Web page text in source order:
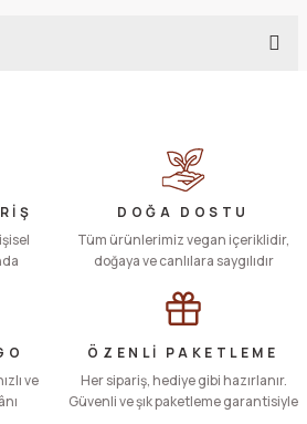
ederiz.
veya görüntülenemiyor.
bilgiler bulunuyor.
daha pahalı.
olmalı.
DOĞA DOSTU
Tüm ürünlerimiz vegan içeriklidir,
doğaya ve canlılara saygılıdır
ve
ÖZENLİ PAKETLEME
Her sipariş, hediye gibi hazırlanır.
Güvenli ve şık paketleme garantisiyle